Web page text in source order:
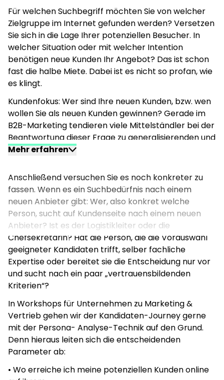
Für welchen Suchbegriff möchten Sie von welcher
Zielgruppe im Internet gefunden werden? Versetzen
Sie sich in die Lage Ihrer potenziellen Besucher. In
welcher Situation oder mit welcher Intention
benötigen neue Kunden Ihr Angebot? Das ist schon
fast die halbe Miete. Dabei ist es nicht so profan, wie
es klingt.
Kundenfokus: Wer sind Ihre neuen Kunden, bzw. wen
wollen Sie als neuen Kunden gewinnen? Gerade im
B2B-Marketing tendieren viele Mittelständler bei der
Beantwortung dieser Frage zu generalisierenden und
schwammigen Aussagen wie etwa, „alle
mittelständischen Unternehmen“. Dabei leiten sich
aus der konkreten Antwort auf diese Frage viele
wichtige Weichenstellungen ab. Wenn Sie Ihre
Kunden nicht alle in einen Topf werfen können, dann
machen Sie mehrere Töpfe auf. Kategorisieren Sie
Ihre Hauptkundengruppen und finden Sie den
gemeinsamen Nenner:
Sind Ihre Zielgruppen ...
... in der gleichen Branche tätig?
... mit einer vergleichbaren Aufgabenstellung
konfrontiert?
... durch akute Handlungszwänge oder Ereignisse auf
der Suche nach einem neuen Anbieter?
Mehr erfahren
Anschließend versuchen Sie es noch konkreter zu
fassen. Wenn es ein Suchbedürfnis nach einem
neuen Anbieter gibt: Wer, also konkret welche
Person, sucht auf Kundenseite nach einem neuen
Anbieter? Ist es der Logistikleiter oder die
Chefsekretärin? Hat die Person, die die Vorauswahl
geeigneter Kandidaten trifft, selber fachliche
Expertise oder bereitet sie die Entscheidung nur vor
und sucht nach ein paar „vertrauensbildenden
Kriterien“?
In Workshops für Unternehmen zu Marketing &
Vertrieb gehen wir der Kandidaten-Journey gerne
mit der Persona- Analyse-Technik auf den Grund.
Denn hieraus leiten sich die entscheidenden
Parameter ab:
• Wo erreiche ich meine potenziellen Kunden online